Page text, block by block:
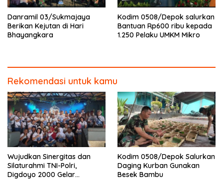
Danramil 03/Sukmajaya
Berikan Kejutan di Hari
Bhayangkara
Kodim 0508/Depok salurkan
Bantuan Rp600 ribu kepada
1.250 Pelaku UMKM Mikro
Rekomendasi untuk kamu
Wujudkan Sinergitas dan
Silaturahmi TNI-Polri,
Digdoyo 2000 Gelar
Kodim 0508/Depok Salurkan
Daging Kurban Gunakan
Besek Bambu